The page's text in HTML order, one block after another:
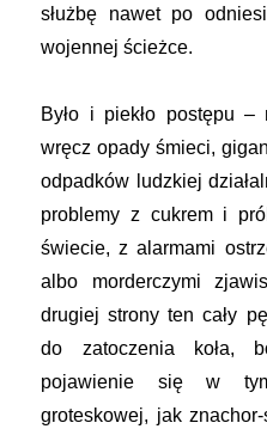
służbę nawet po
wojennej ścieżce.
Było i piekło postępu –
wręcz opady śmieci,
odpadków ludzkiej
problemy z cukrem i
świecie, z alarmami
albo morderczymi
drugiej strony ten cały
do zatoczenia koła,
pojawienie się w
groteskowej, jak